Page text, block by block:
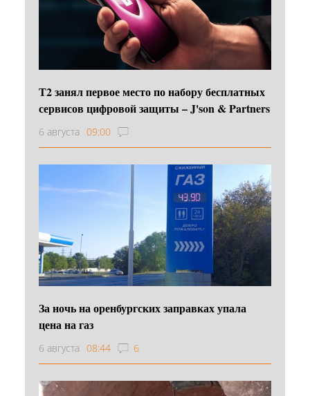
Т2 занял первое место по набору бесплатных
сервисов цифровой защиты – J'son & Partners
6 августа 09:00
За ночь на оренбургских заправках упала
цена на газ
6 августа 08:44 6